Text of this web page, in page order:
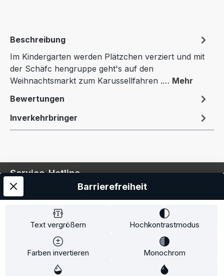
Beschreibung
Im Kindergarten werden Plätzchen verziert und mit
der Schäfc hengruppe geht's auf den
Weihnachtsmarkt zum Karussellfahren .… Mehr
Bewertungen
Inverkehrbringer
Service-Hotline
Service
Information
Text vergrößern Hochkontrastmodus
Farben invertieren Monochrom
Barrierefreiheit